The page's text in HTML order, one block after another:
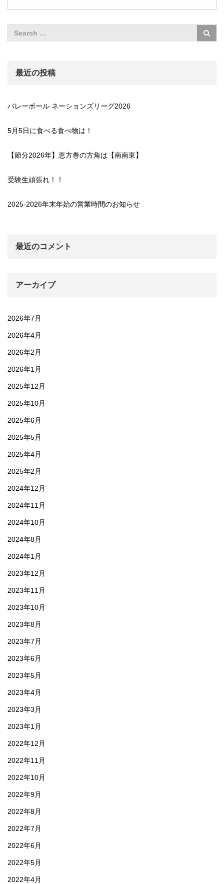
最近の投稿
バレーボール ネーションズリーグ2026
5月5日に食べる食べ物は！
【節分2026年】恵方巻の方角は【南南東】
受験生頑張れ！！
2025-2026年末年始の営業時間のお知らせ
最近のコメント
アーカイブ
2026年7月
2026年4月
2026年2月
2026年1月
2025年12月
2025年10月
2025年6月
2025年5月
2025年4月
2025年2月
2024年12月
2024年11月
2024年10月
2024年8月
2024年1月
2023年12月
2023年11月
2023年10月
2023年8月
2023年7月
2023年6月
2023年5月
2023年4月
2023年3月
2023年1月
2022年12月
2022年11月
2022年10月
2022年9月
2022年8月
2022年7月
2022年6月
2022年5月
2022年4月